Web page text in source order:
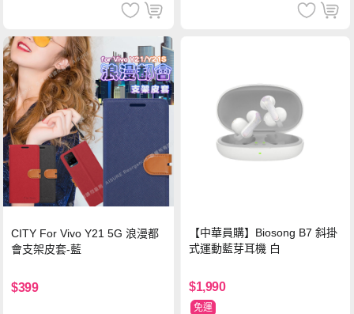
CITY For Vivo Y21 5G 浪漫都
會支架皮套-藍
$399
【中華員購】Biosong B7 斜掛
式運動藍芽耳機 白
$1,990
免運